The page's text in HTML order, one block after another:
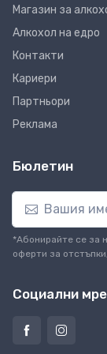
Магазин за
Алкохол на едро
Контакти
Кариери
Партньори
Реклама
Бюлетин
*Абонирайте се за
оферти за
Социални